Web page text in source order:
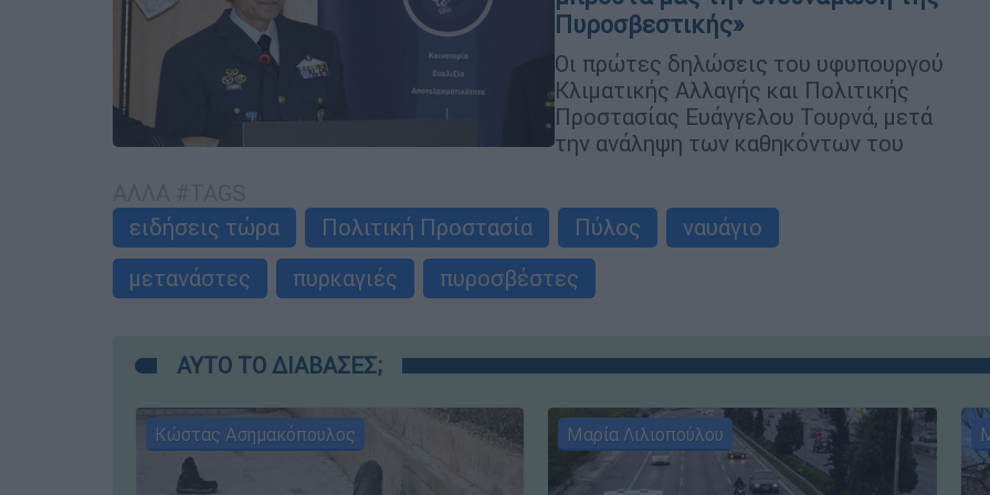
Πυροσβεστικής»
Οι πρώτες δηλώσεις του υφυπουργού
Κλιματικής Αλλαγής και Πολιτικής
Προστασίας Ευάγγελου Τουρνά, μετά
την ανάληψη των καθηκόντων του
ειδήσεις τώρα
Πολιτική Προστασία Πύλος
ναυάγιο
μετανάστες
πυρκαγιές πυροσβέστες
ΑΥΤΟ ΤΟ ΔΙΑΒΑΣΕΣ;
Κώστας Ασημακόπουλος Μαρία Λιλιοπούλου